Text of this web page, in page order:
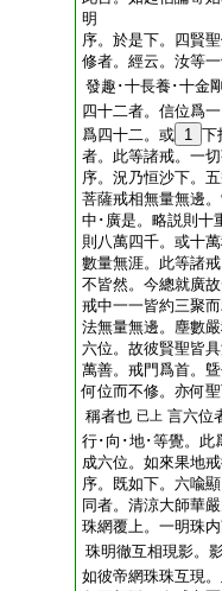
明
序。於是下。四賢
修者。經云。汝等
發趣･十長養･十金
四十二者。信位爲
爲四十二。或 1 下
者。此等諸戒。一
序。況乃恒沙下。
菩薩戒相無量無邊
中･廣是。略説則十
則八萬四千。或十
數量無涯。此等諸
不皆然。今總就廣
戒中一一皆約三聚
法無量無邊。塵數
六位。故彼賢聖皆
萬善。戒門爲首。
何位而不修。亦何
稱者也 已上 言六位
行･向･地･等覺。此
成六位。如來果地
序。既如下。六喩
同者。清涼大師華
珠網覆上。一明珠
珠明徹互相現影。
如彼帝網珠珠互現